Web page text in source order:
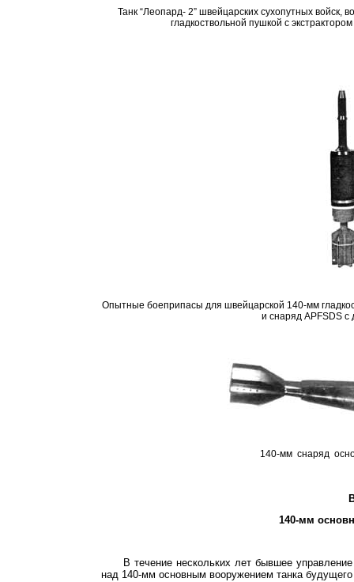
Танк “Леопард- 2”швейцарских сухопутных войск,
гладкоствольной пушкой с
Опытные боеприпасы для швейцарской 140-мм
и снаряд АРFSDS
140-мм снаряд
140-мм
В течение нескольких лет бывшее
над 140-мм основным вооружением танка